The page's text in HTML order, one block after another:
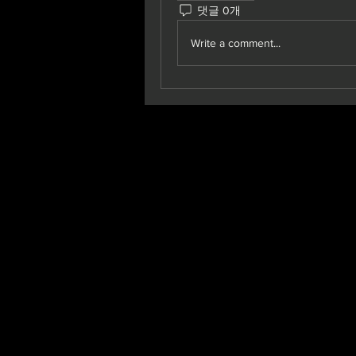
댓글 0개
Write a comment...